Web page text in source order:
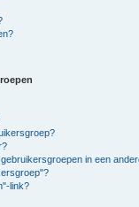
in een
link?